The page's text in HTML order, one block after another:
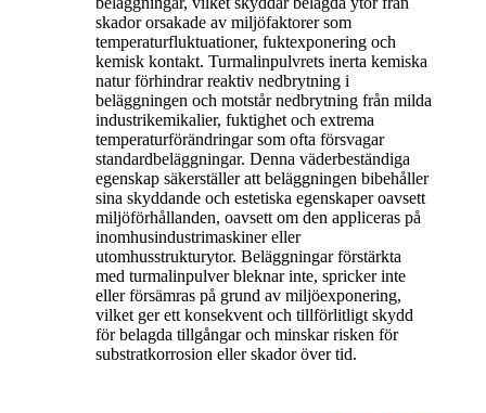
skador orsakade av miljöfaktorer som
temperaturfluktuationer, fuktexponering och
kemisk kontakt. Turmalinpulvrets inerta kemiska
natur förhindrar reaktiv nedbrytning i
beläggningen och motstår nedbrytning från milda
industrikemikalier, fuktighet och extrema
temperaturförändringar som ofta försvagar
standardbeläggningar. Denna väderbeständiga
egenskap säkerställer att beläggningen bibehåller
sina skyddande och estetiska egenskaper oavsett
miljöförhållanden, oavsett om den appliceras på
inomhusindustrimaskiner eller
utomhusstrukturytor. Beläggningar förstärkta
med turmalinpulver bleknar inte, spricker inte
eller försämras på grund av miljöexponering,
vilket ger ett konsekvent och tillförlitligt skydd
för belagda tillgångar och minskar risken för
substratkorrosion eller skador över tid.